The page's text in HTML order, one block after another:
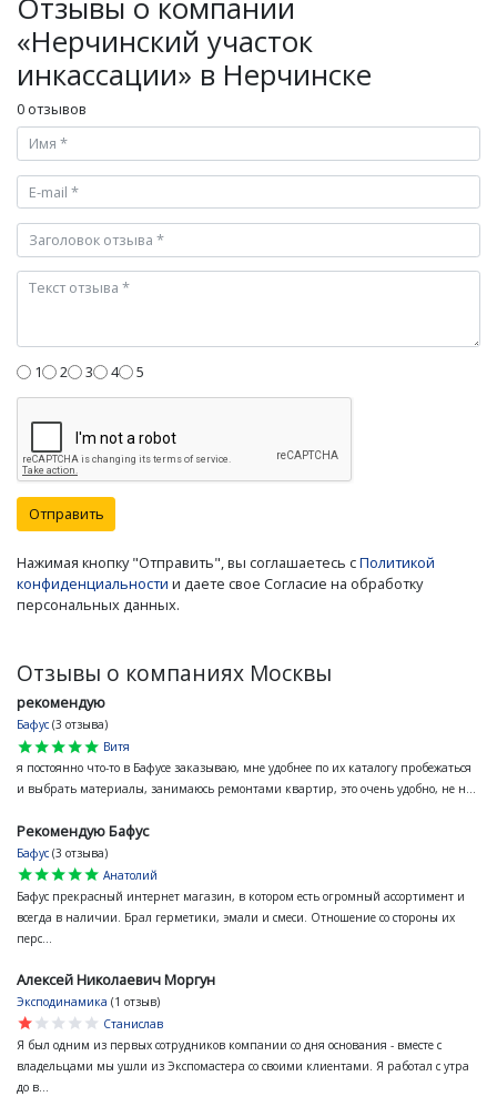
Отзывы о компании
«Нерчинский участок
инкассации» в Нерчинске
0 отзывов
1 2 3 4 5
Отправить
Нажимая кнопку "Отправить", вы соглашаетесь сПолитикой
конфиденциальности и даете свое Согласие на обработку
персональных данных.
Отзывы о компаниях Москвы
рекомендую
Бафус (3 отзыва)
star
star
star
star
star
Витя
я постоянно что-то в Бафусе заказываю, мне удобнее по их каталогу пробежаться
и выбрать материалы, занимаюсь ремонтами квартир, это очень удобно, не н...
Рекомендую Бафус
Бафус (3 отзыва)
star
star
star
star
star
Анатолий
Бафус прекрасный интернет магазин, в котором есть огромный ассортимент и
всегда в наличии. Брал герметики, эмали и смеси. Отношение со стороны их
перс...
Алексей Николаевич Моргун
Эксподинамика (1 отзыв)
star
star
star
star
star
Станислав
Я был одним из первых сотрудников компании со дня основания - вместе с
владельцами мы ушли из Экспомастера со своими клиентами. Я работал с утра
до в...